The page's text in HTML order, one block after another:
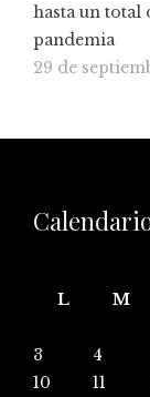
hasta un total
pandemia
29 de
L
M
3
4
10
11